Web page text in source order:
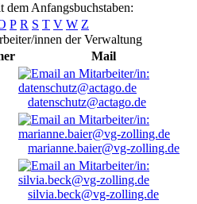
dem Anfangsbuchstaben:
P R S T V W Z
innen der Verwaltung
Mail
datenschutz@actago.de
marianne.baier@vg-zolling.de
silvia.beck@vg-zolling.de